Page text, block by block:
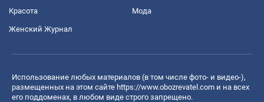
Красота Мода
Женский Журнал
Использование любых материалов (в том числе фото- и видео-),
размещенных на этом сайте https://www.obozrevatel.com и на всех
его поддоменах, в любом виде строго запрещено.